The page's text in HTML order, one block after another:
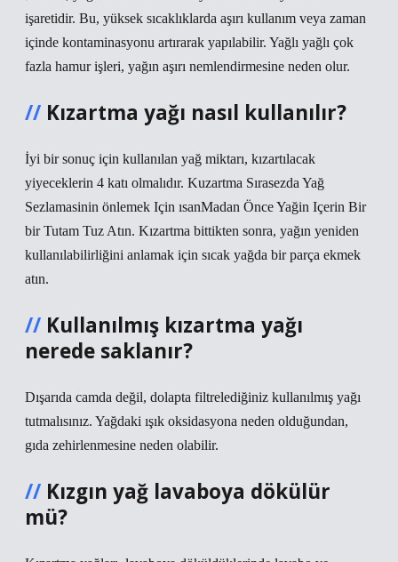
işaretidir. Bu, yüksek sıcaklıklarda aşırı kullanım veya zaman
içinde kontaminasyonu artırarak yapılabilir. Yağlı yağlı çok
fazla hamur işleri, yağın aşırı nemlendirmesine neden olur.
Kızartma yağı nasıl kullanılır?
İyi bir sonuç için kullanılan yağ miktarı, kızartılacak
yiyeceklerin 4 katı olmalıdır. Kuzartma Sırasezda Yağ
Sezlamasinin önlemek Için ısanMadan Önce Yağin Içerin Bir
bir Tutam Tuz Atın. Kızartma bittikten sonra, yağın yeniden
kullanılabilirliğini anlamak için sıcak yağda bir parça ekmek
atın.
Kullanılmış kızartma yağı
nerede saklanır?
Dışarıda camda değil, dolapta filtrelediğiniz kullanılmış yağı
tutmalısınız. Yağdaki ışık oksidasyona neden olduğundan,
gıda zehirlenmesine neden olabilir.
Kızgın yağ lavaboya dökülür
mü?